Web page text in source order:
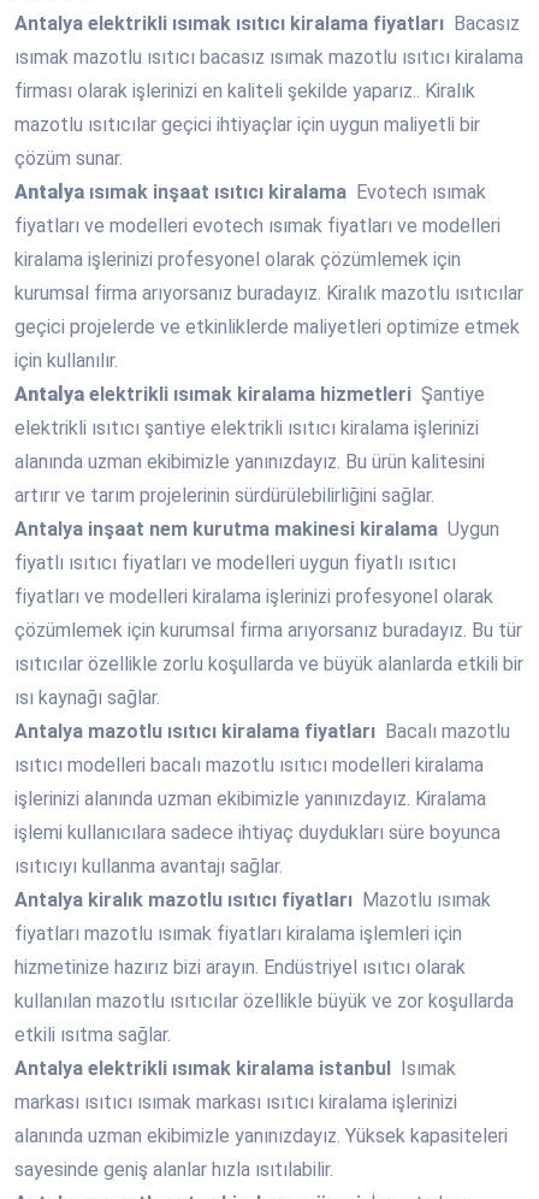
Antalya elektrikli ısımak ısıtıcı kiralama fiyatları Bacasız
ısımak mazotlu ısıtıcı bacasız ısımak mazotlu ısıtıcı kiralama
firması olarak işlerinizi en kaliteli şekilde yaparız.. Kiralık
mazotlu ısıtıcılar geçici ihtiyaçlar için uygun maliyetli bir
çözüm sunar.
Antalya ısımak inşaat ısıtıcı kiralama Evotech ısımak
fiyatları ve modelleri evotech ısımak fiyatları ve modelleri
kiralama işlerinizi profesyonel olarak çözümlemek için
kurumsal firma arıyorsanız buradayız. Kiralık mazotlu ısıtıcılar
geçici projelerde ve etkinliklerde maliyetleri optimize etmek
için kullanılır.
Antalya elektrikli ısımak kiralama hizmetleri Şantiye
elektrikli ısıtıcı şantiye elektrikli ısıtıcı kiralama işlerinizi
alanında uzman ekibimizle yanınızdayız. Bu ürün kalitesini
artırır ve tarım projelerinin sürdürülebilirliğini sağlar.
Antalya inşaat nem kurutma makinesi kiralama Uygun
fiyatlı ısıtıcı fiyatları ve modelleri uygun fiyatlı ısıtıcı
fiyatları ve modelleri kiralama işlerinizi profesyonel olarak
çözümlemek için kurumsal firma arıyorsanız buradayız. Bu tür
ısıtıcılar özellikle zorlu koşullarda ve büyük alanlarda etkili bir
ısı kaynağı sağlar.
Antalya mazotlu ısıtıcı kiralama fiyatları Bacalı mazotlu
ısıtıcı modelleri bacalı mazotlu ısıtıcı modelleri kiralama
işlerinizi alanında uzman ekibimizle yanınızdayız. Kiralama
işlemi kullanıcılara sadece ihtiyaç duydukları süre boyunca
ısıtıcıyı kullanma avantajı sağlar.
Antalya kiralık mazotlu ısıtıcı fiyatları Mazotlu ısımak
fiyatları mazotlu ısımak fiyatları kiralama işlemleri için
hizmetinize hazırız bizi arayın. Endüstriyel ısıtıcı olarak
kullanılan mazotlu ısıtıcılar özellikle büyük ve zor koşullarda
etkili ısıtma sağlar.
Antalya elektrikli ısımak kiralama istanbul
Isımak
markası ısıtıcı ısımak markası ısıtıcı kiralama işlerinizi
alanında uzman ekibimizle yanınızdayız. Yüksek kapasiteleri
sayesinde geniş alanlar hızla ısıtılabilir.